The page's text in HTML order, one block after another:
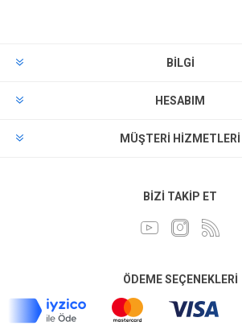
BILGI
HESABIM
MÜŞTERI HIZMETLERI
BIZI TAKIP ET
ÖDEME SEÇENEKLERI